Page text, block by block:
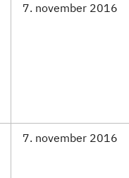
7. november 2016
7. november 2016